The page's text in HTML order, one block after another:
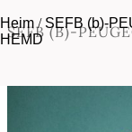
SEFB (B)-
Heim/ SEFB (b)-
HEMD